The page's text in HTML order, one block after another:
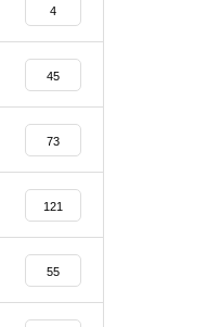
4
45
73
121
55